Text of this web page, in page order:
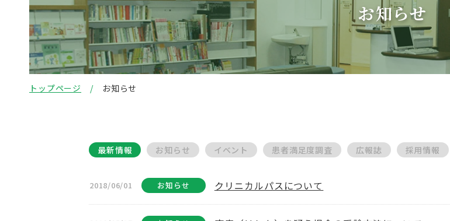
お知らせ
トップページ お知らせ
最新情報 お知らせ イベント 患者満足度調査 広報誌 採用情報
2018/06/01 お知らせ クリニカルパスについて